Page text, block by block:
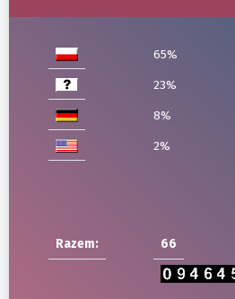
65%
23%
8%
2%
Razem: 66